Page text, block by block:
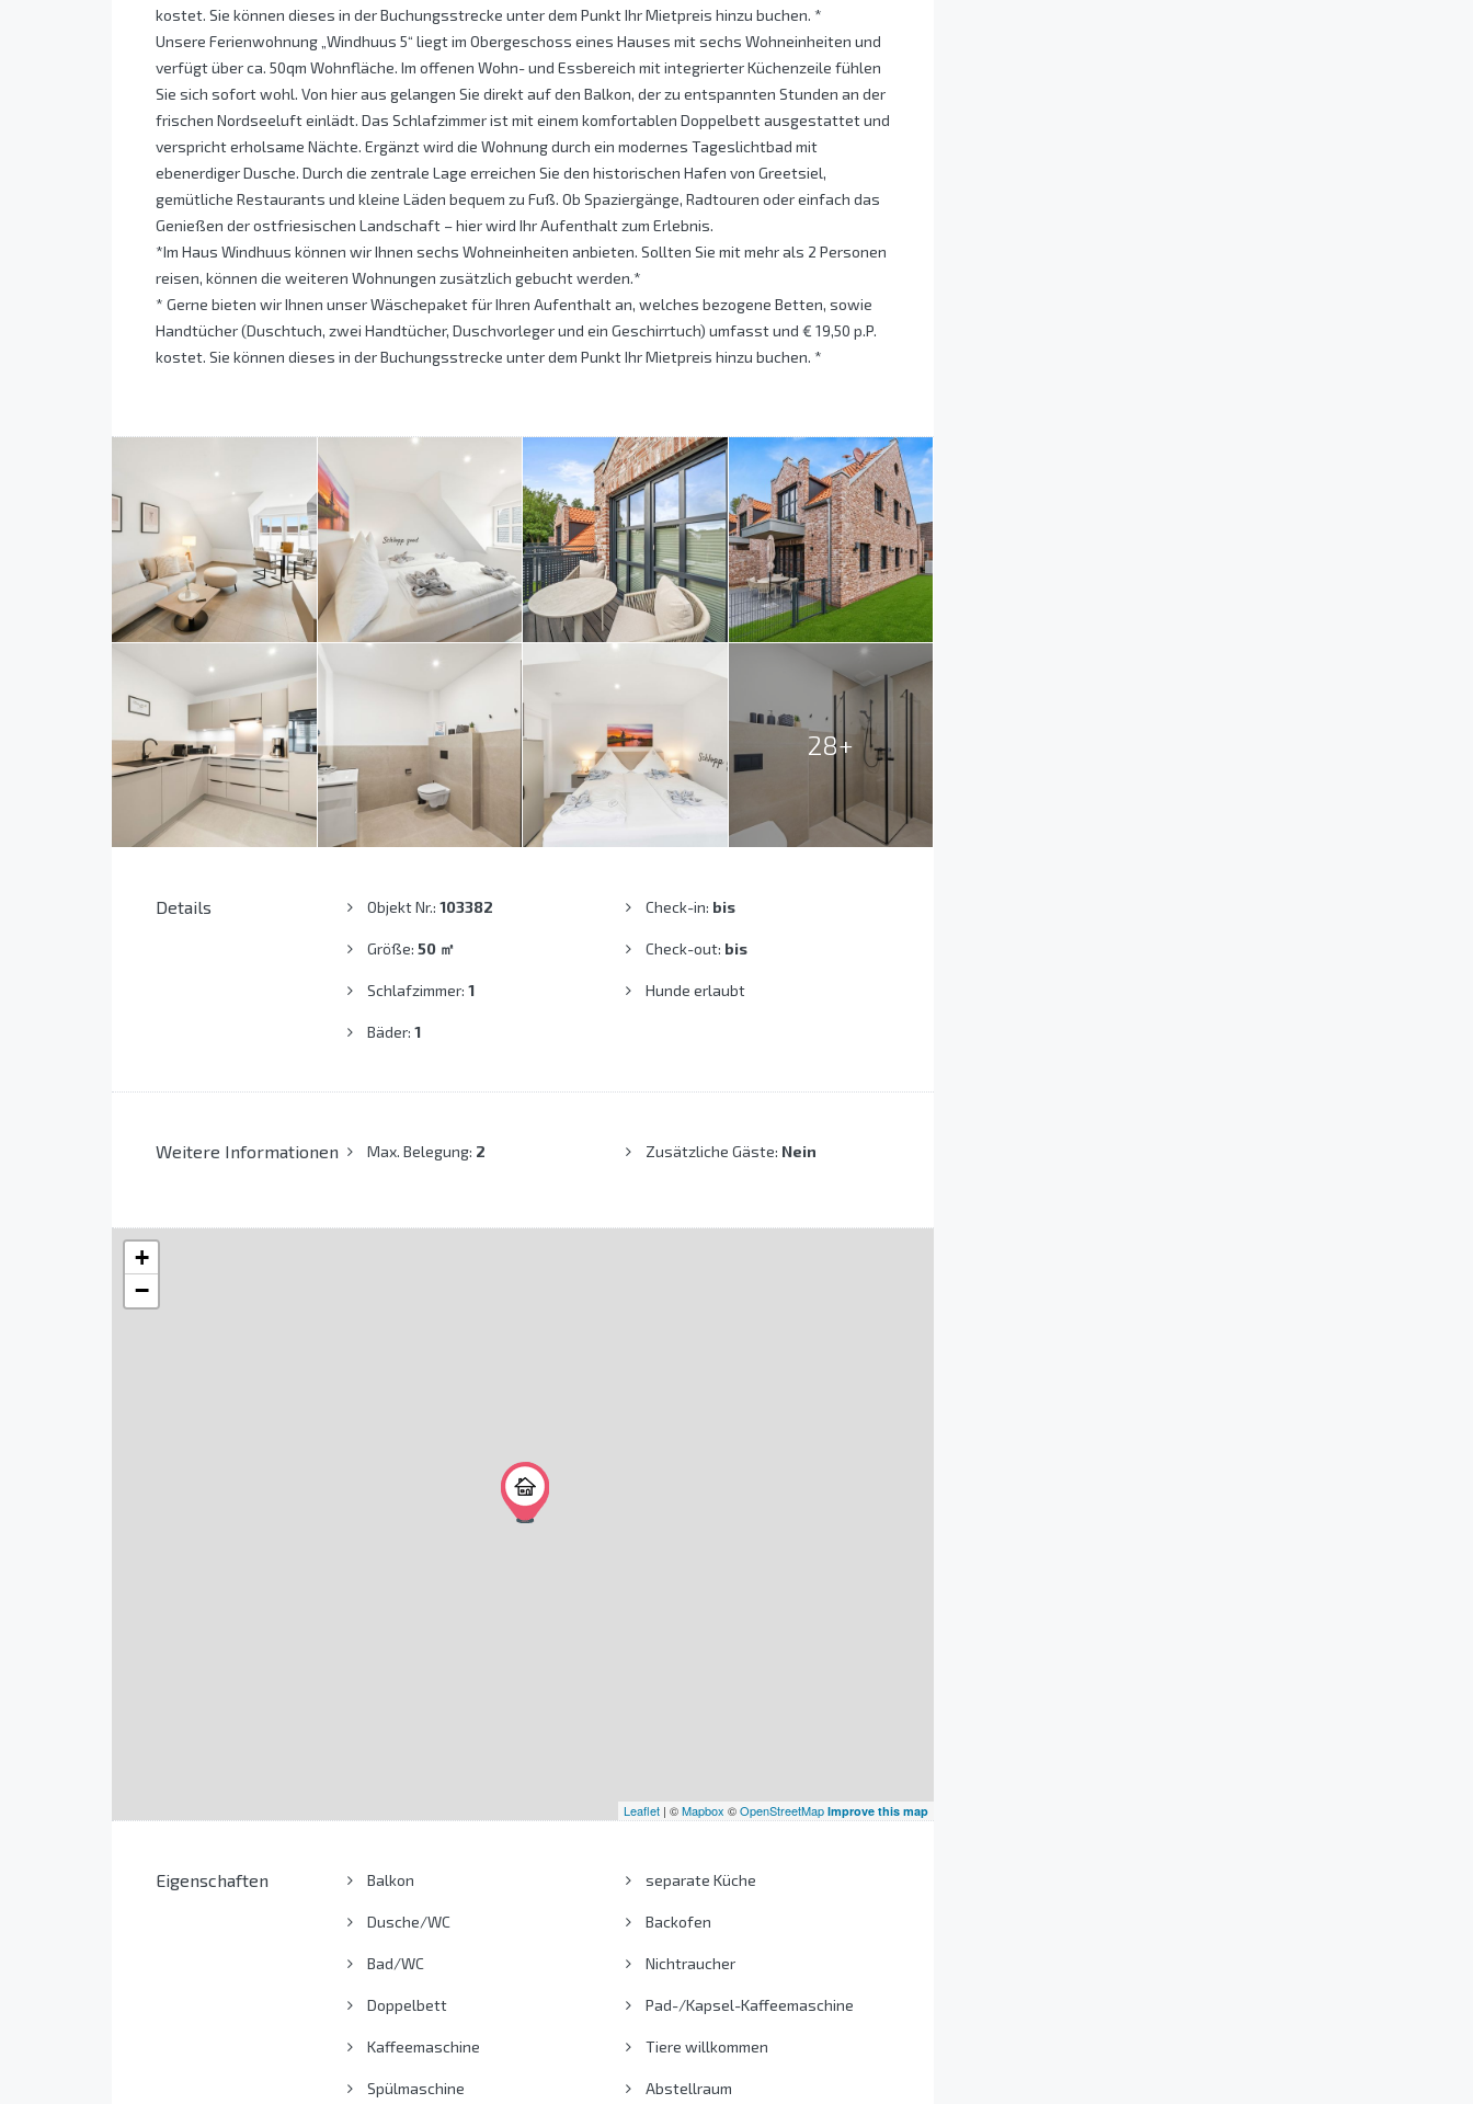
kostet. Sie können dieses in der Buchungsstrecke unter dem Punkt Ihr Mietpreis hinzu buchen. *
Unsere Ferienwohnung „Windhuus 5“ liegt im Obergeschoss eines Hauses mit sechs Wohneinheiten und
verfügt über ca. 50qm Wohnfläche. Im offenen Wohn- und Essbereich mit integrierter Küchenzeile fühlen
Sie sich sofort wohl. Von hier aus gelangen Sie direkt auf den Balkon, der zu entspannten Stunden an der
frischen Nordseeluft einlädt. Das Schlafzimmer ist mit einem komfortablen Doppelbett ausgestattet und
verspricht erholsame Nächte. Ergänzt wird die Wohnung durch ein modernes Tageslichtbad mit
ebenerdiger Dusche. Durch die zentrale Lage erreichen Sie den historischen Hafen von Greetsiel,
gemütliche Restaurants und kleine Läden bequem zu Fuß. Ob Spaziergänge, Radtouren oder einfach das
Genießen der ostfriesischen Landschaft – hier wird Ihr Aufenthalt zum Erlebnis.
*Im Haus Windhuus können wir Ihnen sechs Wohneinheiten anbieten. Sollten Sie mit mehr als 2 Personen
reisen, können die weiteren Wohnungen zusätzlich gebucht werden.*
* Gerne bieten wir Ihnen unser Wäschepaket für Ihren Aufenthalt an, welches bezogene Betten, sowie
Handtücher (Duschtuch, zwei Handtücher, Duschvorleger und ein Geschirrtuch) umfasst und € 19,50 p.P.
kostet. Sie können dieses in der Buchungsstrecke unter dem Punkt Ihr Mietpreis hinzu buchen. *
28+
Details Objekt Nr.: 103382
Größe: 50 ㎡
Schlafzimmer: 1
Bäder: 1
Check-in: bis
Check-out: bis
Hunde erlaubt
Weitere Informationen Max. Belegung: 2 Zusätzliche Gäste: Nein
+
−
Leaflet | ©Mapbox ©OpenStreetMap Improve this map
Eigenschaften Balkon
Dusche/WC
Bad/WC
Doppelbett
Kaffeemaschine
Spülmaschine
separate Küche
Backofen
Nichtraucher
Pad-/Kapsel-Kaffeemaschine
Tiere willkommen
Abstellraum